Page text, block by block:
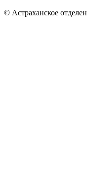
© Астраханское